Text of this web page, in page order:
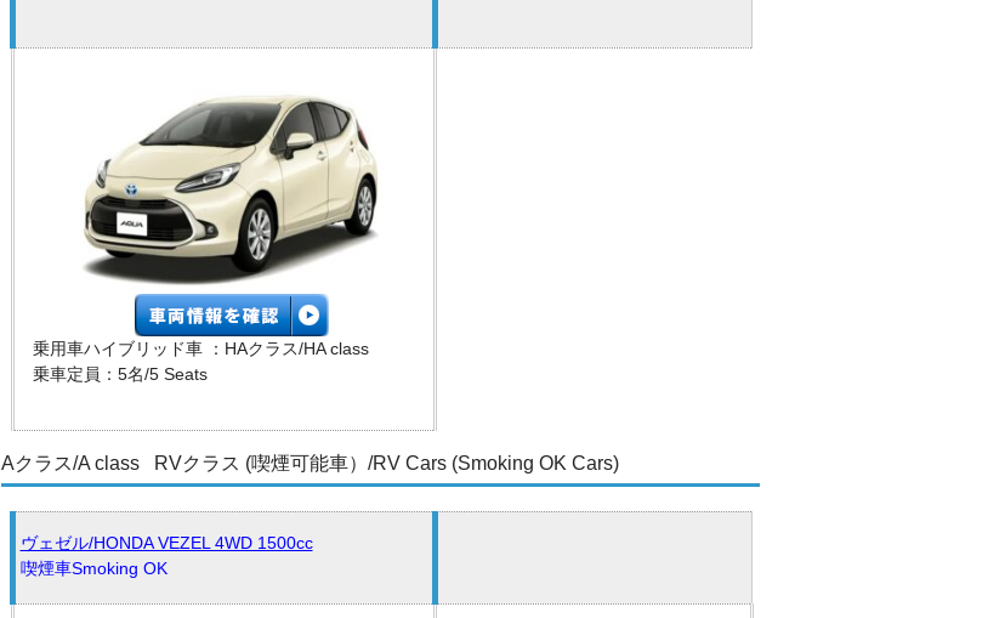
乗用車ハイブリッド車 ：HAクラス/HA class
乗車定員：5名/5 Seats
Aクラス/A class RVクラス (喫煙可能車）/RV Cars (Smoking OK Cars)
ヴェゼル/HONDA VEZEL 4WD 1500cc
喫煙車Smoking OK